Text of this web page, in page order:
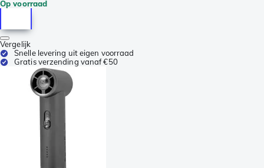
Op voorraad
Vergelijk
Snelle levering uit eigen voorraad
Gratis verzending vanaf €50